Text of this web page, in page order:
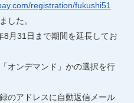
registration/fukushi51
した。
8月31日まで期間を延長してお
オンデマンド」かの選択を行
のアドレスに自動返信メール